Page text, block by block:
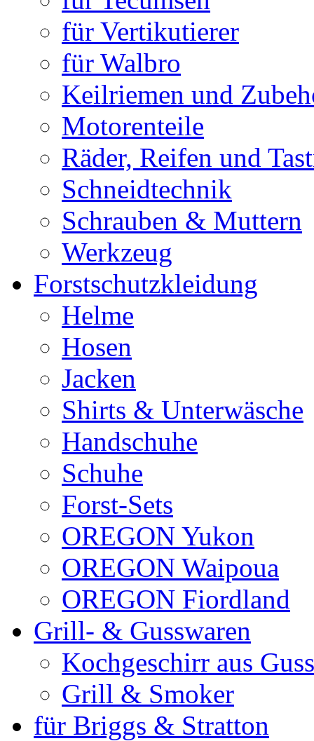
für Vertikutierer
für Walbro
Keilriemen und
Motorenteile
Räder, Reifen und
Schneidtechnik
Schrauben & Muttern
Werkzeug
Forstschutzkleidung
Helme
Hosen
Jacken
Shirts & Unterwäsche
Handschuhe
Schuhe
Forst-Sets
OREGON Yukon
OREGON Waipoua
OREGON Fiordland
Grill- & Gusswaren
Kochgeschirr aus
Grill & Smoker
für Briggs & Stratton